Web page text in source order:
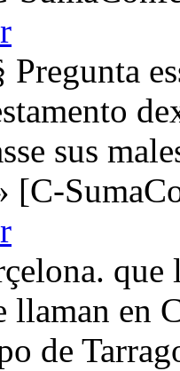
Pregunta
sus
[C-
que
llaman en
de